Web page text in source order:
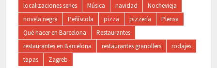
localizaciones series
Música navidad
Nochevieja
novela negra
Peñíscola pizza pizzería
Plensa
Qué hacer en Barcelona
Restaurantes
restaurantes en Barcelona
restaurantes granollers
rodajes
tapas
Zagreb